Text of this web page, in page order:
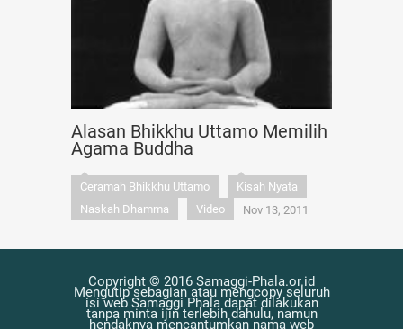
Alasan Bhikkhu Uttamo Memilih
Agama Buddha
Ceramah Bhikkhu Uttamo
Kisah Nyata
Naskah Dhamma
Video Nov 13, 2011
Copyright © 2016 Samaggi-Phala.or.id
Mengutip sebagian atau mengcopy seluruh
isi web Samaggi Phala dapat dilakukan
tanpa minta ijin terlebih dahulu, namun
hendaknya mencantumkan nama web